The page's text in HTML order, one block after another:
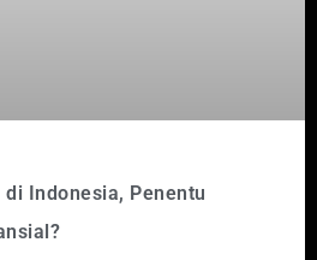
Indonesia, Penentu